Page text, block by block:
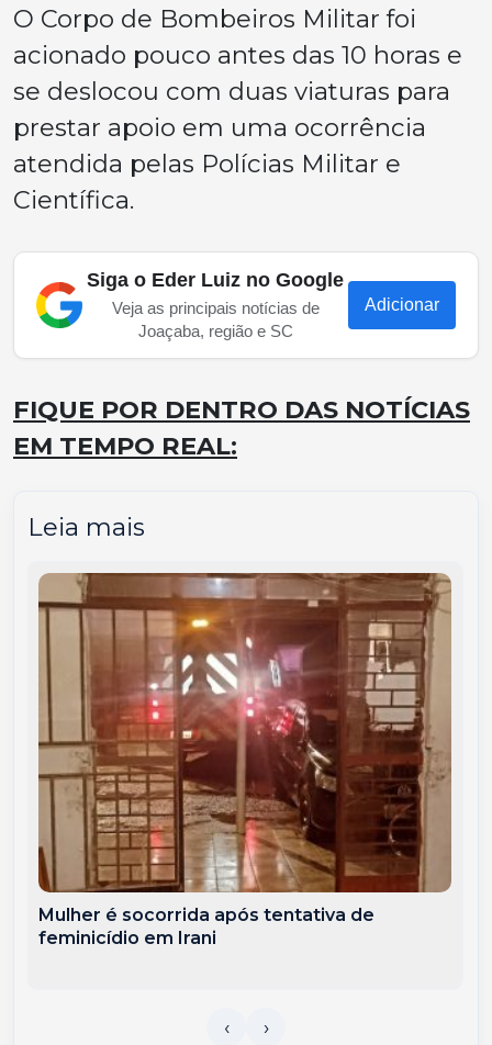
O Corpo de Bombeiros Militar foi
acionado pouco antes das 10 horas e
se deslocou com duas viaturas para
prestar apoio em uma ocorrência
atendida pelas Polícias Militar e
Científica.
Siga o Eder Luiz no Google
Veja as principais notícias de
Joaçaba, região e SC
Adicionar
FIQUE POR DENTRO DAS NOTÍCIAS
EM TEMPO REAL:
Leia mais
Mulher é socorrida após tentativa de
feminicídio em Irani